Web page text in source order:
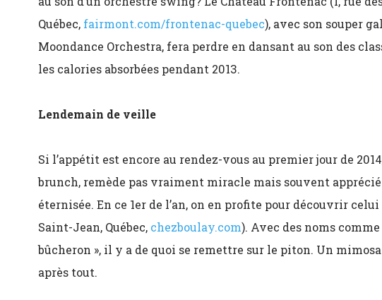
Québec, fairmont.com/frontenac-quebec), avec son souper
Moondance Orchestra, fera perdre en dansant au son des
les calories absorbées pendant 2013.
Lendemain de veille
Si l’appétit est encore au rendez-vous au premier jour de
brunch, remède pas vraiment miracle mais souvent apprécié
éternisée. En ce 1er de l’an, on en profite pour découvrir celui
Saint-Jean, Québec, chezboulay.com). Avec des noms
bûcheron », il y a de quoi se remettre sur le piton. Un mimosa
après tout.